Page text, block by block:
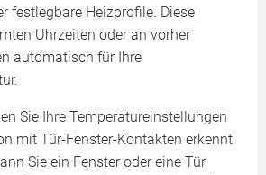
festlegbare Heizprofile. Diese
Uhrzeiten oder an vorher
automatisch für Ihre
Sie Ihre Temperatureinstellungen
mit Tür-Fenster-Kontakten erkennt
Sie ein Fenster oder eine Tür